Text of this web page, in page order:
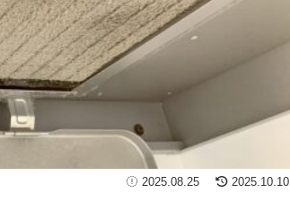
2025.08.25 2025.10.10